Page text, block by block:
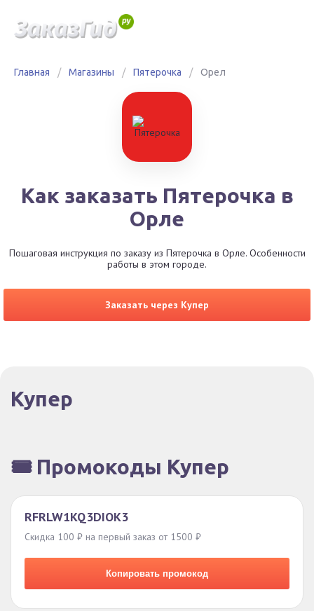
Главная / Магазины / Пятерочка / Орел
Как заказать Пятерочка в
Орле
Пошаговая инструкция по заказу из Пятерочка в Орле. Особенности
работы в этом городе.
Заказать через Купер
Купер
🎟️ Промокоды Купер
RFRLW1KQ3DIOK3
Скидка 100 ₽ на первый заказ от 1500 ₽
Копировать промокод